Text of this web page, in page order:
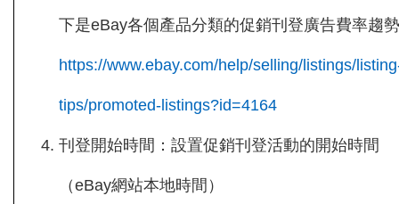
下是eBay各個產品分類的促銷刊登廣告費率趨勢
https://www.ebay.com/help/selling/listings/
tips/promoted-listings?id=4164
刊登開始時間：設置促銷刊登活動的開始時間
（eBay網站本地時間）